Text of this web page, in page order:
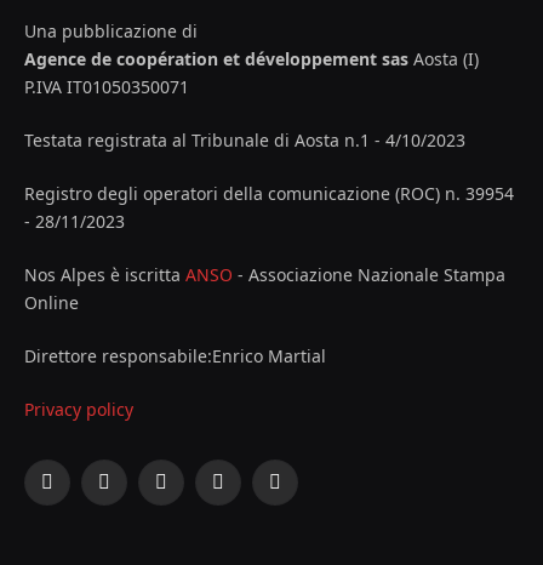
Una pubblicazione di
Agence de coopération et développement sas Aosta (I)
P.IVA IT01050350071
Testata registrata al Tribunale di Aosta n.1 - 4/10/2023
Registro degli operatori della comunicazione (ROC) n. 39954
- 28/11/2023
Nos Alpes è iscritta ANSO - Associazione Nazionale Stampa
Online
Direttore responsabile:Enrico Martial
Privacy policy
Facebook
X
InstagramYouTubeLinkedIn